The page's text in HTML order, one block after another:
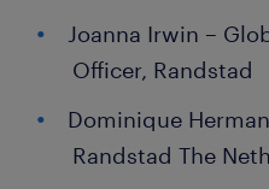
Joanna Irwin –
Officer, Randstad
Dominique
Randstad The